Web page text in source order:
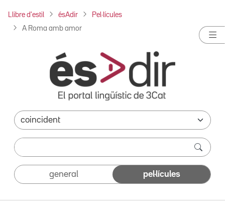
Llibre d'estil ésAdir Pel·lícules
A Roma amb amor
general pel·lícules